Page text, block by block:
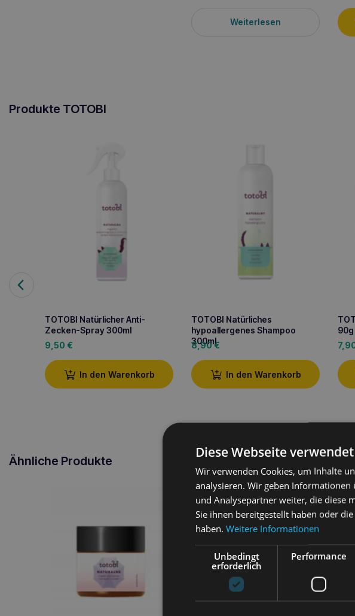
Weiterlesen
Produkte TOTOBI
TOTOBI Natürlicher Anti-
Zecken-Spray 300ml
9,50 €
In den Warenkorb
TOTOBI Natürliches
hypoallergenes Shampoo
300ml
8,90€
In den Warenkorb
90g
Ähnliche Produkte
Diese Webseite
Wir verwenden Cookies, um Inhalte
analysieren. Wir geben Informationen
und Analysepartner weiter, die diese
Sie ihnen bereitgestellt haben oder
haben. Weitere Informationen
Unbedingt
erforderlich
Performance